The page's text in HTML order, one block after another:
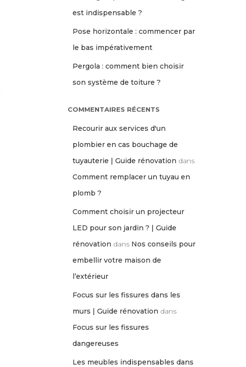
est indispensable ?
Pose horizontale : commencer par
le bas impérativement
Pergola : comment bien choisir
son système de toiture ?
COMMENTAIRES RÉCENTS
Recourir aux services d'un
plombier en cas bouchage de
tuyauterie | Guide rénovation dans
Comment remplacer un tuyau en
plomb ?
Comment choisir un projecteur
LED pour son jardin ? | Guide
rénovation dans Nos conseils pour
embellir votre maison de
l’extérieur
Focus sur les fissures dans les
murs | Guide rénovation dans
Focus sur les fissures
dangereuses
Les meubles indispensables dans